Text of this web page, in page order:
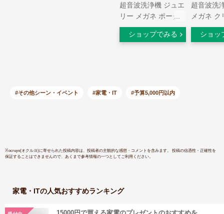
超音波洗浄機 ジュエ
リー メガネ ポータ
ブル 超音波クリーナ
ー メガネ洗浄機 超
貴金属 ジュエリー
ショップでみる
超音波洗
メガネ ク
超音波洗
サリー
ショッ
#その他シーン・イベント #家電・IT #予算5,000円以内
※ocruyo(オクルヨ)に寄せられた投稿内容は、投稿者の主観的な感想・コメントを含みます。 投稿の信憑性・正確性を
保証することはできませんので、あくまで参考情報の一つとしてご利用ください。
家電・ITの人気おすすめランキング